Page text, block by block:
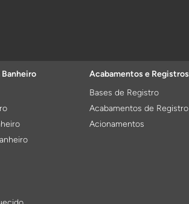
Acabamentos e Registros
Bases de Registro
Acabamentos de Registro
Acionamentos